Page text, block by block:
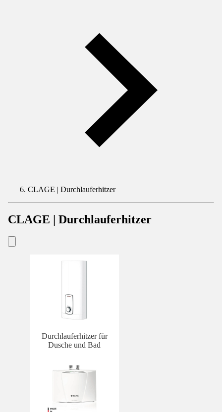
CLAGE | Durchlauferhitzer
CLAGE | Durchlauferhitzer
Durchlauferhitzer für
Dusche und Bad